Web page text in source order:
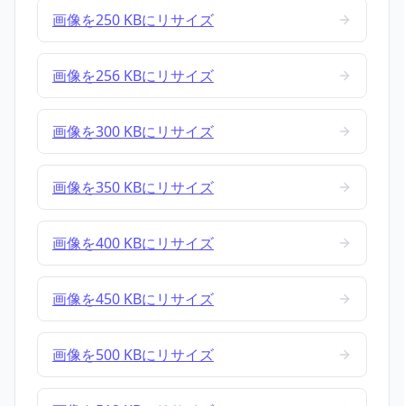
画像を250 KBにリサイズ
画像を256 KBにリサイズ
画像を300 KBにリサイズ
画像を350 KBにリサイズ
画像を400 KBにリサイズ
画像を450 KBにリサイズ
画像を500 KBにリサイズ